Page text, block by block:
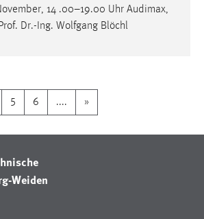
14 .00–19.00 Uhr Audimax,
Dr.-Ing. Wolfgang Blöchl
5 6 .... »
Weiden